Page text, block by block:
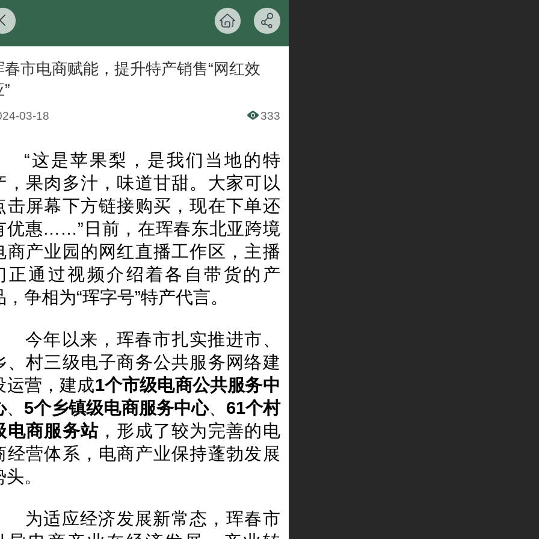
春市电商赋能，提升特产销售“网红效
03-18 333
是苹果梨，是我们当地的特
，果肉多汁，味道甘甜。大家可以
击屏幕下方链接购买，现在下单还
优惠……”日前，在珲春东北亚跨境
商产业园的网红直播工作区，主播
正通过视频介绍着各自带货的产
，争相为“珲字号”特产代言。
年以来，珲春市扎实推进市、
、村三级电子商务公共服务网络建
运营，建成1个市级电商公共服务中
、 5个乡镇级电商服务中心、 61个村
电商服务站 ，形成了较为完善的电
经营体系，电商产业保持蓬勃发展
头。
适应经济发展新常态，珲春市